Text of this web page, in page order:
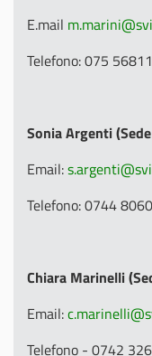
E.mail
Telefono: 075 56811
Sonia Argenti
Email:
Telefono: 0744
Chiara Marinelli
Email:
Telefono - 0742